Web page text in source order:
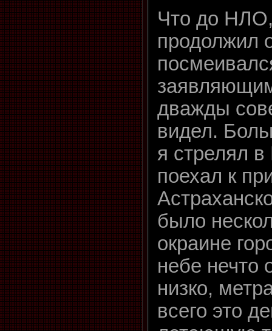
Что до
продолжил
дважды
видел.
я стрелял
поехал к
было
окраине
небе нечто
низко,
всего это